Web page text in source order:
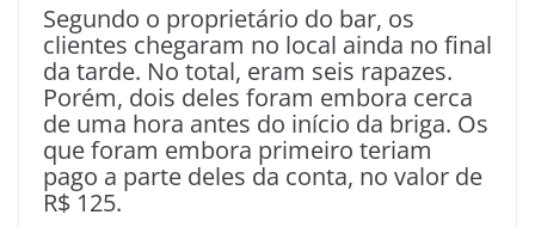
Segundo o proprietário do bar, os
clientes chegaram no local ainda no final
da tarde. No total, eram seis rapazes.
Porém, dois deles foram embora cerca
de uma hora antes do início da briga. Os
que foram embora primeiro teriam
pago a parte deles da conta, no valor de
R$ 125.